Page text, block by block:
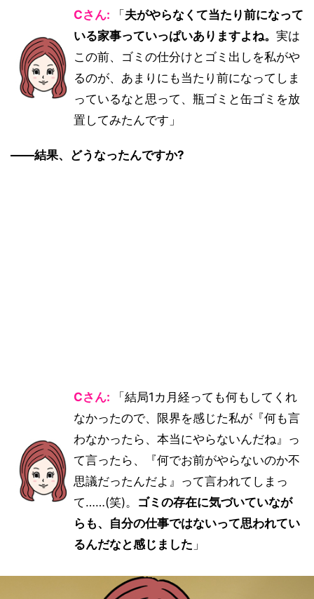
Cさん: 「 夫がやらなくて当たり前になって
いる家事っていっぱいありますよね。 実は
この前、ゴミの仕分けとゴミ出しを私がや
るのが、あまりにも当たり前になってしま
っているなと思って、瓶ゴミと缶ゴミを放
置してみたんです」
――結果、どうなったんですか?
Cさん:
「結局1カ月経っても何もしてくれ
なかったので、限界を感じた私が『何も言
わなかったら、本当にやらないんだね』っ
て言ったら、『何でお前がやらないのか不
思議だったんだよ』って言われてしまっ
て……(笑)。 ゴミの存在に気づいていなが
らも、自分の仕事ではないって思われてい
るんだなと感じました 」